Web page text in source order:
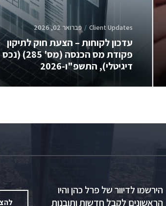
עדכון לקוחות – הצעת חוק לתיקון
פקודת מס הכנסה (מס' 285) (נכס
דיגיטלי), התשפ"ו-2026
Client Updates פברואר 02, 2026
הירשמו לדיוור של פרל כהן והיו
הראשונים לקבל חדשות ותובנות